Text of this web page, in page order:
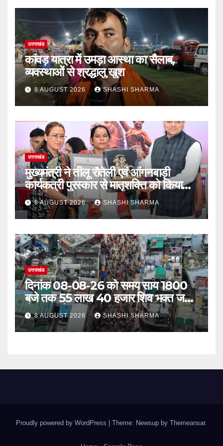
उत्तराखंड
कांवड़ यात्रा में उमड़ा आस्था का सैलाब,
व्यवस्थाओं से श्रद्धालु खुश
8 AUGUST 2026 SHASHI SHARMA
उत्तराखंड
मुख्यमंत्री ने तीलू रौतेली एवं आंगनबाड़ी
कार्यकत्री पुरस्कार से मातृशक्ति को किया
सम्मानित
8 AUGUST 2026 SHASHI SHARMA
उत्तराखंड
दिनांक 08-08-26 को समय साय 1800
बजे तक 55 लाख 40 हजार शिव भक्त जल
लेकर अपने गंतव्य को प्रस्थान कर चुके
8 AUGUST 2026 SHASHI SHARMA
Proudly powered by WordPress Theme: Newsup by Themeansar.